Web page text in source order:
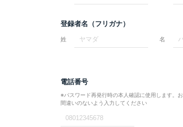
登録者名（フリガナ）
姓 名
電話番号
※パスワード再発行時の本人確認に使用します。お
間違いのないよう入力してください